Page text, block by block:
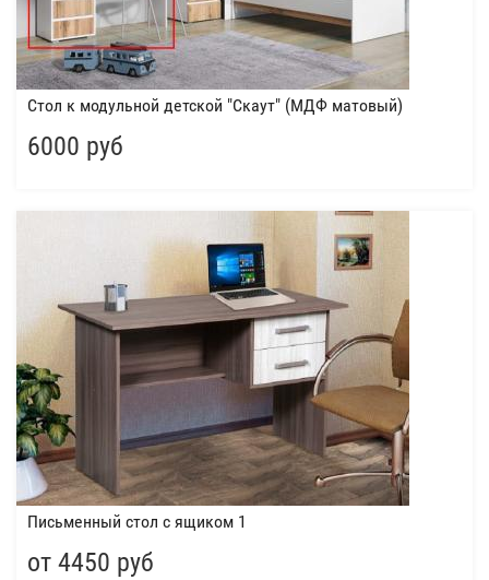
Стол к модульной детской "Скаут" (МДФ матовый)
6000 руб
Письменный стол с ящиком 1
от 4450 руб